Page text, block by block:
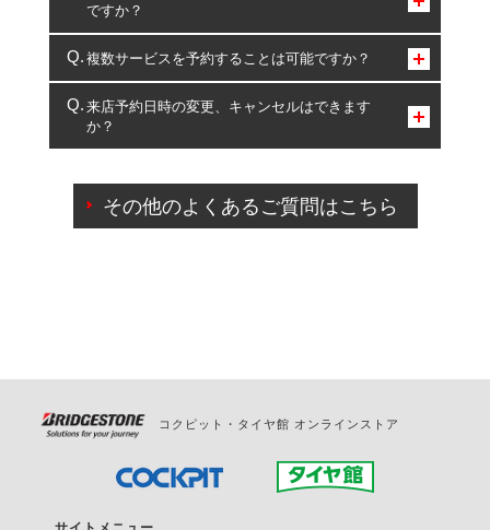
ですか？
コクピット・タイヤ館のみとなります。
複数サービスを予約することは可能ですか？
複数サービスのご予約は可能です。
一部の商品・サービスの組み合わせに限り、同時にご予約が
出来ないものもございます。
来店予約日時の変更、キャンセルはできます
か？
ご来店予約日の3営業日前を過ぎている場合のご予約
の日時変更につきましては、直接ご予約の店舗まで
その他のよくあるご質問はこちら
コクピット・タイヤ館 オンラインストア